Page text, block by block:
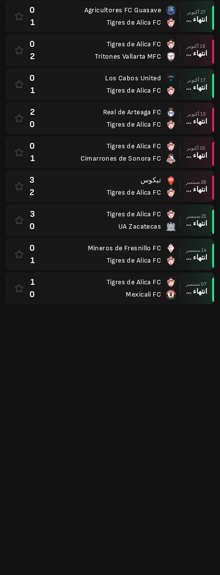
27 أكتوبر
انتهاء وقت المباراة
Agricultores FC Guasave
Tigres de Alica FC
0
1
19 أكتوبر
انتهاء وقت المباراة
Tigres de Alica FC
Tritones Vallarta MFC
0
2
17 أكتوبر
انتهاء وقت المباراة
Los Cabos United
Tigres de Alica FC
0
1
13 أكتوبر
انتهاء وقت المباراة
Real de Arteaga FC
Tigres de Alica FC
2
0
05 أكتوبر
انتهاء وقت المباراة
Tigres de Alica FC
Cimarrones de Sonora FC
0
1
28 سبتمبر
انتهاء وقت المباراة
تيكوس
Tigres de Alica FC
3
2
21 سبتمبر
انتهاء وقت المباراة
Tigres de Alica FC
UA Zacatecas
3
0
14 سبتمبر
انتهاء وقت المباراة
Mineros de Fresnillo FC
Tigres de Alica FC
0
1
07 سبتمبر
انتهاء وقت المباراة
Tigres de Alica FC
Mexicali FC
1
0